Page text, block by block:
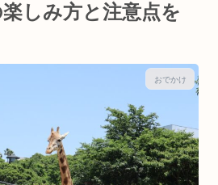
しみ方と注意点を
おでかけ